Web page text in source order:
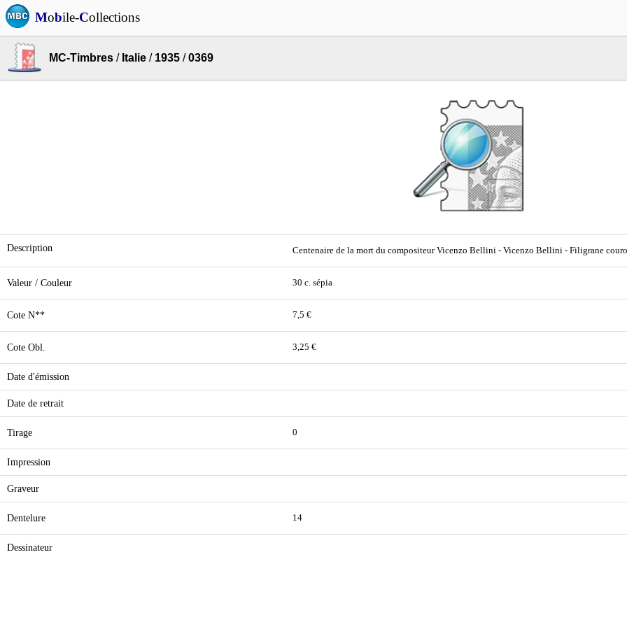
Mobile-Collections
MC-Timbres / Italie / 1935 /0369
Description Centenaire de la mort du compositeur Vicenzo Bellini - Vicenzo Bellini - Filigrane
Valeur / Couleur 30 c. sépia
Cote N** 7,5 €
Cote Obl. 3,25 €
Date d'émission
Date de retrait
Tirage 0
Impression
Graveur
Dentelure 14
Dessinateur